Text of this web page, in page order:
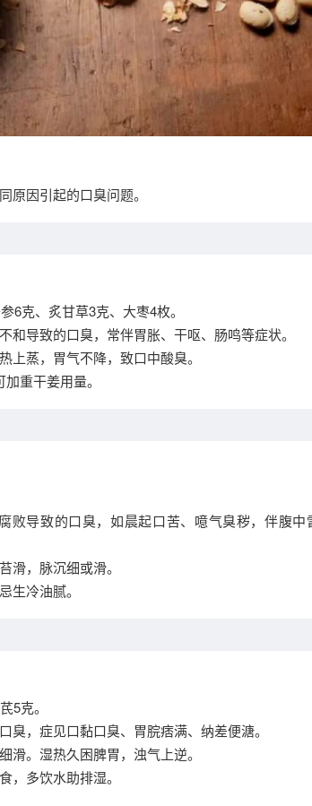
因引起的口臭问题。
6克、炙甘草3克、大枣4枚。
导致的口臭，常伴胃胀、干呕、肠鸣等症状。
上蒸，胃气不降，致口中酸臭。
重干姜用量。
败导致的口臭，如晨起口苦、噫气臭秽，伴腹中
滑，脉沉细或滑。
生冷油腻。
5克。
，症见口黏口臭、胃脘痞满、纳差便溏。
滑。湿热久困脾胃，浊气上逆。
，多饮水助排湿。